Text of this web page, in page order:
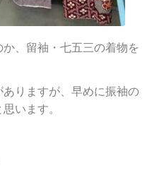
、留袖・七五三の着物を
りますが、早めに振袖の
います。